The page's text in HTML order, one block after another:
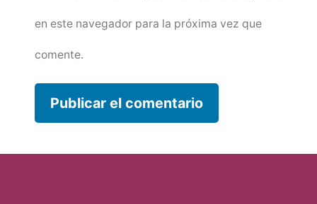
en este navegador para la próxima vez que
comente.